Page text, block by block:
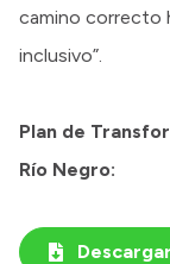
camino correcto
inclusivo”.
Plan de
Río Negro: